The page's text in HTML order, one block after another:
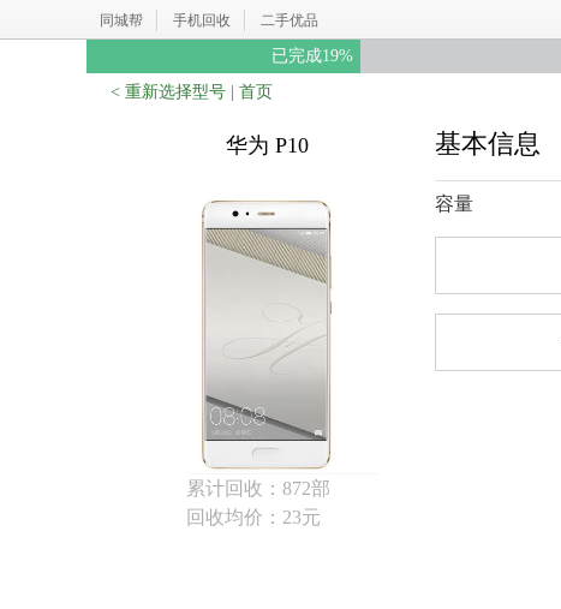
同城帮 手机回收 二手优品
已完成19%
< 重新选择型号
首页
华为 P10
累计回收：872部
回收均价：23元
基本信息
容量